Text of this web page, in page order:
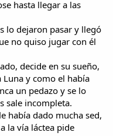
hasta llegar a las
lo dejaron pasar y llegó
no quiso jugar con él
decide en su sueño,
y como el había
un pedazo y se lo
sale incompleta.
había dado mucha sed,
la vía láctea pide